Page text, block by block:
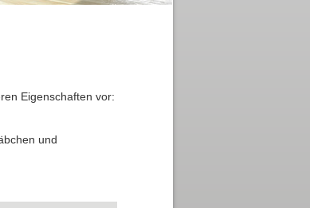
Eigenschaften vor:
und